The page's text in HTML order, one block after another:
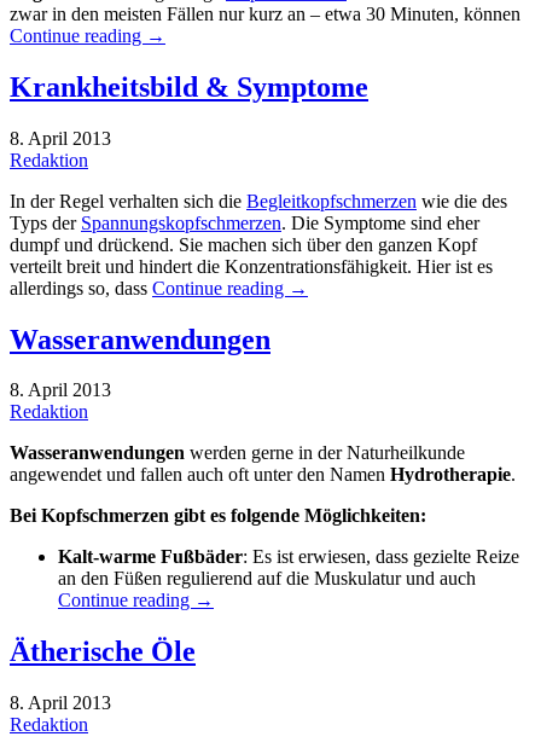
zwar in den meisten Fällen nur kurz an – etwa 30 Minuten, können
Continue reading →
Krankheitsbild & Symptome
8. April 2013
Redaktion
In der Regel verhalten sich die Begleitkopfschmerzen wie die des
Typs der Spannungskopfschmerzen. Die Symptome sind eher
dumpf und drückend. Sie machen sich über den ganzen Kopf
verteilt breit und hindert die Konzentrationsfähigkeit. Hier ist es
allerdings so, dass Continue reading →
Wasseranwendungen
8. April 2013
Redaktion
Wasseranwendungen werden gerne in der Naturheilkunde
angewendet und fallen auch oft unter den Namen Hydrotherapie.
Bei Kopfschmerzen gibt es folgende Möglichkeiten:
Kalt-warme Fußbäder: Es ist erwiesen, dass gezielte Reize
an den Füßen regulierend auf die Muskulatur und auch
Continue reading →
Ätherische Öle
8. April 2013
Redaktion